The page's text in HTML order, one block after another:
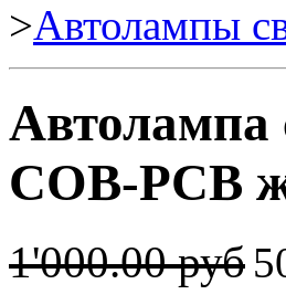
>Автолампы
Автолампа
COB-PCB
1'000.00 руб